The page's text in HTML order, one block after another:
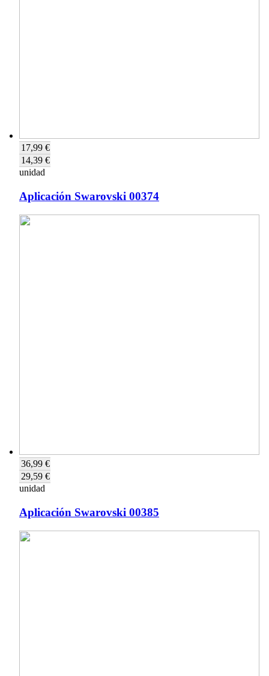
17,99 €
14,39 €
unidad
Aplicación Swarovski 00374
36,99 €
29,59 €
unidad
Aplicación Swarovski 00385